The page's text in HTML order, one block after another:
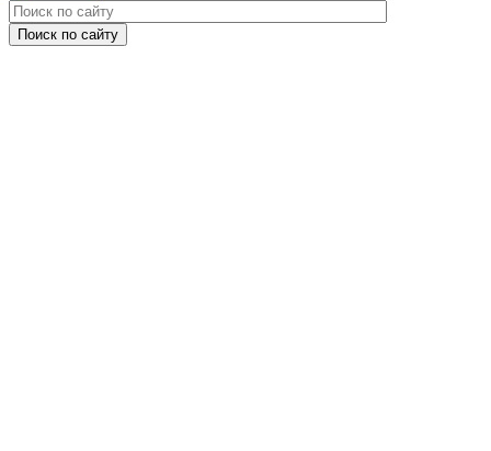
Поиск по сайту